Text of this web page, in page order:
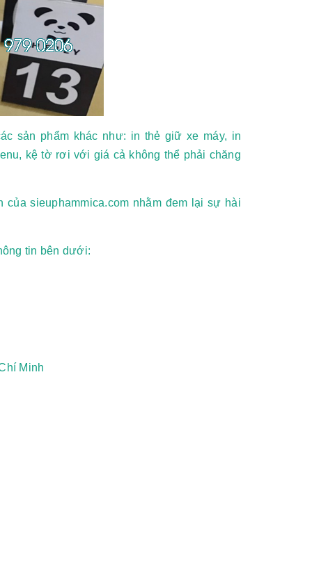
sản phẩm khác như: in thẻ giữ xe máy, in
kệ tờ rơi với giá cả không thể phải chăng
sieuphammica.com nhằm đem lại sự hài
tin bên dưới:
Minh